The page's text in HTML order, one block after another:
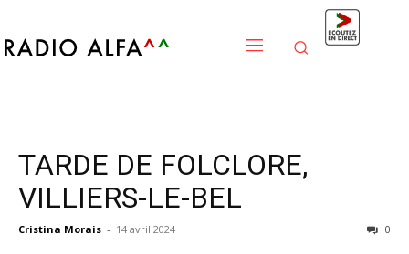
TARDE DE FOLCLORE,
VILLIERS-LE-BEL
Cristina Morais - 14 avril 2024 0